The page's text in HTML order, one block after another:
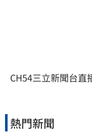
CH54三立新聞台直
熱門新聞